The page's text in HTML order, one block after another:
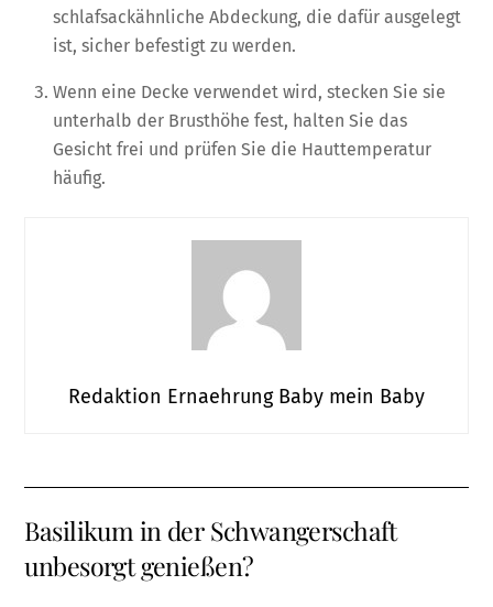
schlafsackähnliche Abdeckung, die dafür ausgelegt
ist, sicher befestigt zu werden.
Wenn eine Decke verwendet wird, stecken Sie sie
unterhalb der Brusthöhe fest, halten Sie das
Gesicht frei und prüfen Sie die Hauttemperatur
häufig.
Redaktion Ernaehrung Baby mein Baby
Basilikum in der Schwangerschaft
unbesorgt genießen?